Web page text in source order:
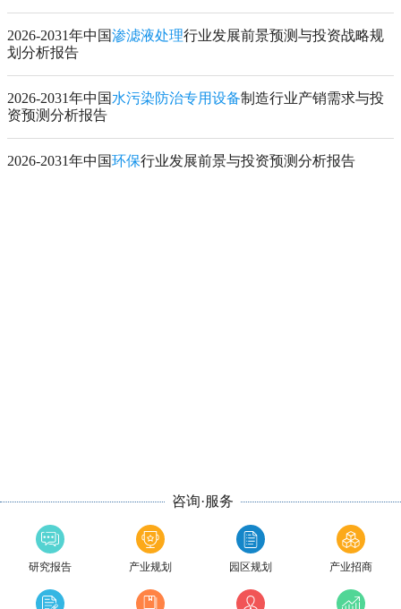
2026-2031年中国渗滤液处理行业发展前景预测与投资战略规
划分析报告
2026-2031年中国 水污染防治专用设备制造行业产销需求与投
资预测分析报告
2026-2031年中国环保行业发展前景与投资预测分析报告
咨询·服务
研究报告 产业规划 园区规划 产业招商